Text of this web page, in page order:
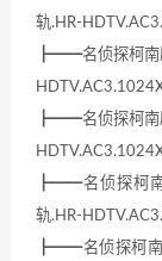
轨.HR-
┣━━名侦探柯南
┣━━名侦探柯南
┣━━名侦探柯
轨.HR-
┣━━名侦探柯南